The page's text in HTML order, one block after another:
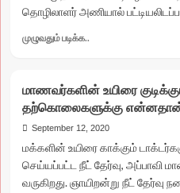
கேள்வி
கடத்தப்பட்ட
ராதாகிருஷ்ணன்
உதவியாளரின்
மழுப்பல்
பதிலால்
குழப்பம்!!
தொழிலாளர் அணியால்
முழுவதும் படிக்க..
“எல்லாம்
எனக்குத்
தெரியும்”
என்ற
ஆணவத்தின்
அடையாளத்தோடு
பேசுவதா?
முதல்வர்
மாணவர்களின் உயிரை
தற்கொலைகளுக்கு என்னதான்
September 12, 2020
மக்களின் உயிரை காக்கும்
செய்யப்பட்ட நீட் தேர்வு, அப்பாவி
வருகிறது. ஞாயிறன்று நீட் தேர்வு